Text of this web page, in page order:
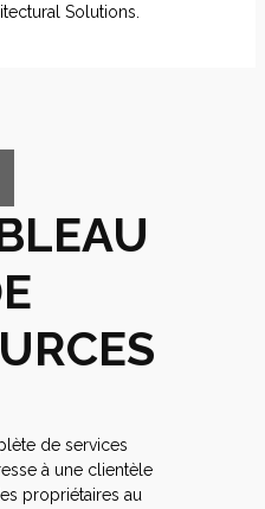
Solutions.
de services
à une clientèle
propriétaires au